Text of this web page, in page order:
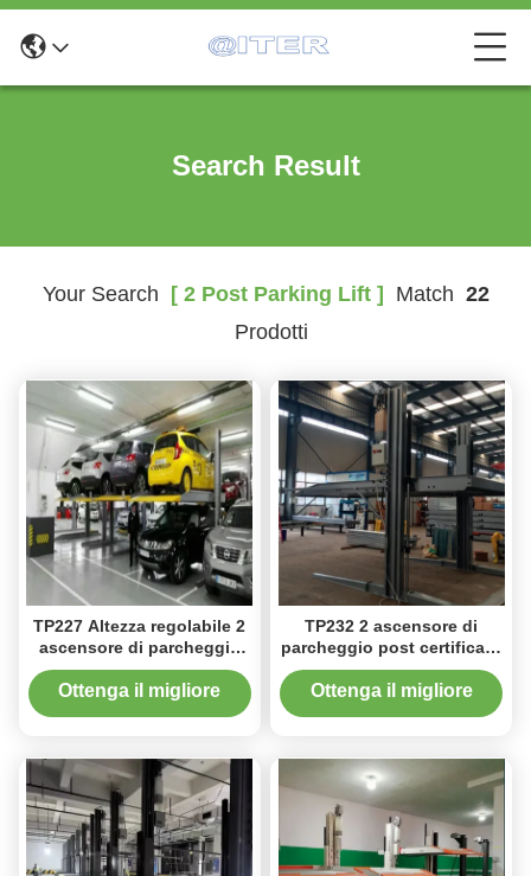
Search Result
Your Search [ 2 Post Parking Lift ] Match 22
Prodotti
TP227 Altezza regolabile 2
ascensore di parcheggio
per vari veicoli
Ottenga il migliore
TP232 2 ascensore di
parcheggio post certificato
CE con sistema di blocco a
sei posizioni
Ottenga il migliore